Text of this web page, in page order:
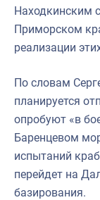
Находкинским
Приморском
реализации
По словам
планируется
опробуют «в
Баренцевом
испытаний
перейдет на
базирования.